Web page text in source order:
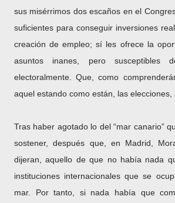
sus misérrimos dos escaños en el
suficientes para conseguir inversiones
creación de empleo; sí les ofrece la
asuntos inanes, pero susceptibles
electoralmente. Que, como
aquel estando como están, las elecciones,
Tras haber agotado lo del “mar canario”
sostener, después que, en Madrid,
dijeran, aquello de que no había nada
instituciones internacionales que se
mar. Por tanto, si nada había que